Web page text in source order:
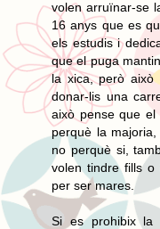
volen arruïnar-se
16 anys que es
els estudis i
que el puga
la xica, però això
donar-lis una
això pense que el
perquè la
no perquè si,
volen tindre fills o
per ser mares.
Si es prohibix la